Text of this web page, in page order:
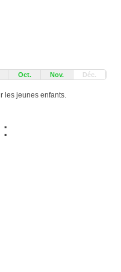
Oct. Nov. Déc.
les jeunes enfants.